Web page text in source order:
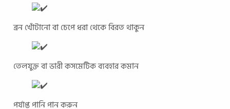
ব্রন খোঁটানো বা চেপে ধরা থেকে বিরত থাকুন
তেলযুক্ত বা ভারী কসমেটিক ব্যবহার কমান
পর্যাপ্ত পানি পান করুন